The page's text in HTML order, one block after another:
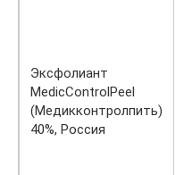
Эксфолиант
MedicControlPeel
(Медикконтролпить)
40%, Россия